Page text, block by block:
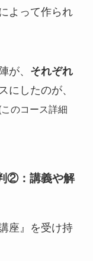
よって作られ
が、 それぞれ
にしたのが、
このコース詳細
②：講義や解
座』を受け持